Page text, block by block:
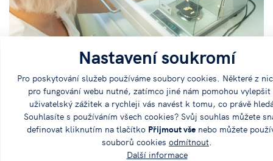
Nastavení soukromí
Pro poskytování služeb používáme soubory cookies. Některé z
pro fungování webu nutné, zatímco jiné nám pomohou vylepšit
uživatelský zážitek a rychleji vás navést k tomu, co právě
Souhlasíte s používáním všech cookies? Svůj souhlas můžete
definovat kliknutím na tlačítko Přijmout vše nebo můžete
souborů cookies odmítnout.
Další informace